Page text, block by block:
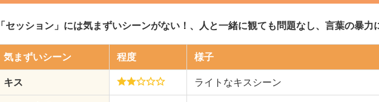
「セッション」には気まずいシーンがない！、人と一緒に観ても問題なし、言葉の暴力
気まずいシーン 程度 様子
キス ライトなキスシーン